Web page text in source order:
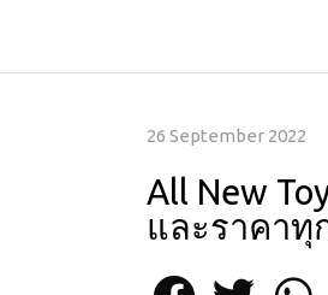
26 September 2022
All New
และราคาทุ